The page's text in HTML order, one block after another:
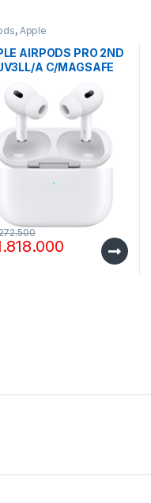
, Apple
AIRPODS PRO 2ND
A C/MAGSAFE